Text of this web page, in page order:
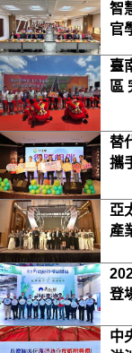
智
官
臺
區
替
攜
亞
產
登
中